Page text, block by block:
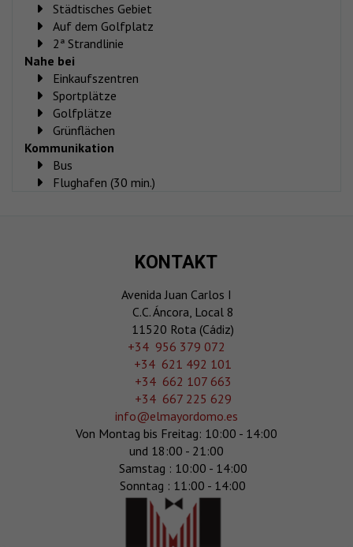
Städtisches Gebiet
Auf dem Golfplatz
2ª Strandlinie
Nahe bei
Einkaufszentren
Sportplätze
Golfplätze
Grünflächen
Kommunikation
Bus
Flughafen (30 min.)
KONTAKT
Avenida Juan Carlos I
C.C. Áncora, Local 8
11520 Rota (Cádiz)
‎+34 956 379 072
+34 621 492 101
+34 662 107 663
+34 667 225 629
info@elmayordomo.es
Von Montag bis Freitag: 10:00 - 14:00
und 18:00 - 21:00
Samstag : 10:00 - 14:00
Sonntag : 11:00 - 14:00